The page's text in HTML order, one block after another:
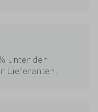
unter den
Lieferanten.